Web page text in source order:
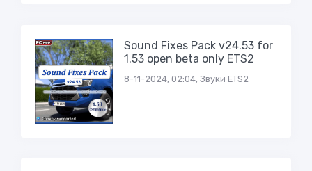
Sound Fixes Pack v24.53 for
1.53 open beta only ETS2
8-11-2024, 02:04, Звуки ETS2